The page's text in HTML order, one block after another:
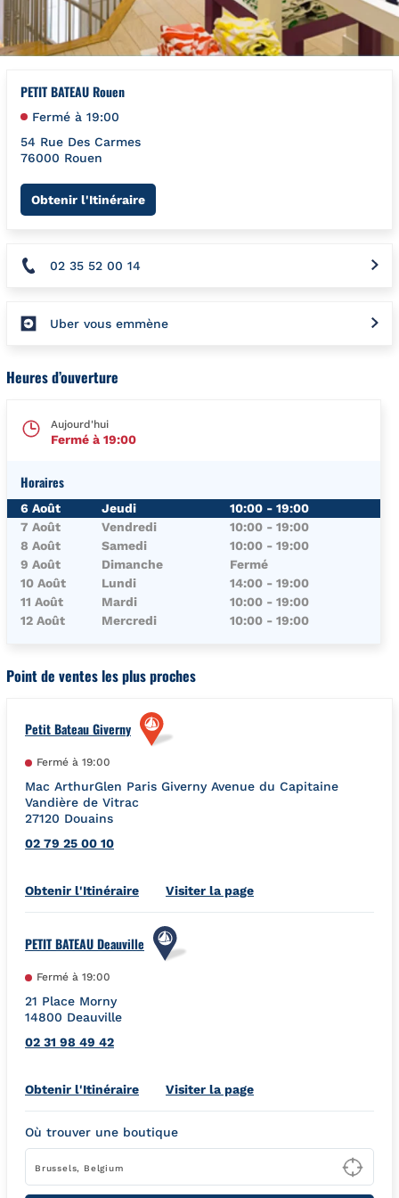
PETIT BATEAU Rouen
Fermé à 19:00
54 Rue Des Carmes
76000 Rouen
Obtenir l'ItinéraireLink Opens in New Tab
02 35 52 00 14
Uber vous emmène
Heures d’ouverture
Aujourd'hui
Fermé à 19:00
Horaires
Jour de la SemaineHoraires
6 Août Jeudi 10:00 - 19:00
7 Août
Vendredi 10:00 - 19:00
8 Août
Samedi 10:00 - 19:00
9 Août
Dimanche
Fermé
10 Août
Lundi 14:00 - 19:00
11 Août
Mardi 10:00 - 19:00
12 Août
Mercredi 10:00 - 19:00
Point de ventes les plus proches
Petit Bateau Giverny
Fermé à 19:00
Mac ArthurGlen Paris Giverny Avenue du Capitaine
Vandière de Vitrac
27120 Douains
02 79 25 00 10
Obtenir l'ItinéraireLink Opens in New Tab
Visiter la page
PETIT BATEAU Deauville
Fermé à 19:00
21 Place Morny
14800 Deauville
02 31 98 49 42
Obtenir l'ItinéraireLink Opens in New Tab
Visiter la page
Où trouver une boutique